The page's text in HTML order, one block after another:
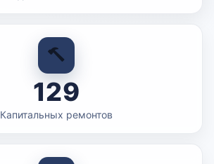
129
Капитальных ремонтов